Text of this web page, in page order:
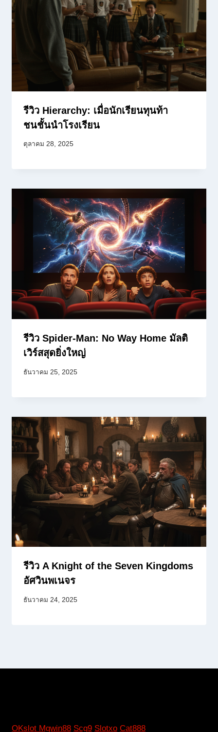
รีวิว Hierarchy: เมื่อนักเรียนทุนท้า
ชนชั้นนำโรงเรียน
ตุลาคม 28, 2025
รีวิว Spider-Man: No Way Home มัลติ
เวิร์สสุดยิ่งใหญ่
ธันวาคม 25, 2025
รีวิว A Knight of the Seven Kingdoms
อัศวินพเนจร
ธันวาคม 24, 2025
OKslot Mgwin88 Scg9 Slotxo Cat888